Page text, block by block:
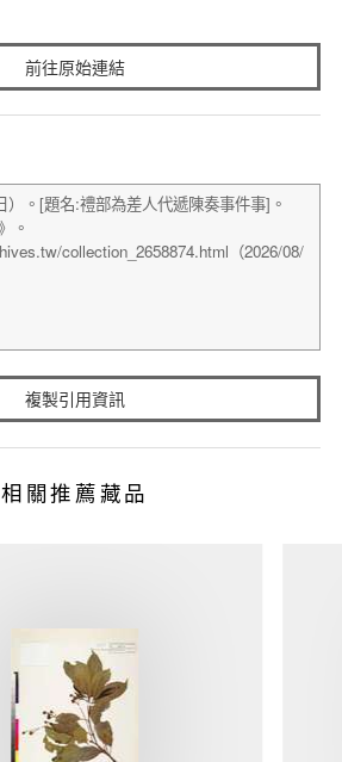
前往原始連結
複製引用資訊
相關推薦藏品